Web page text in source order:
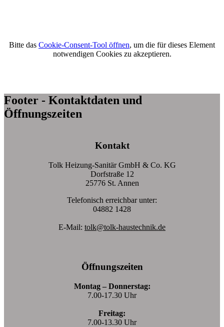
Bitte das Cookie-Consent-Tool öffnen, um die für dieses Element
notwendigen Cookies zu akzeptieren.
Footer - Kontaktdaten und
Öffnungszeiten
Kontakt
Tolk Heizung-Sanitär GmbH & Co. KG
Dorfstraße 12
25776 St. Annen
Telefonisch erreichbar unter:
04882 1428
E-Mail: tolk@tolk-haustechnik.de
Öffnungszeiten
Montag – Donnerstag:
7.00-17.30 Uhr
Freitag:
7.00-13.30 Uhr